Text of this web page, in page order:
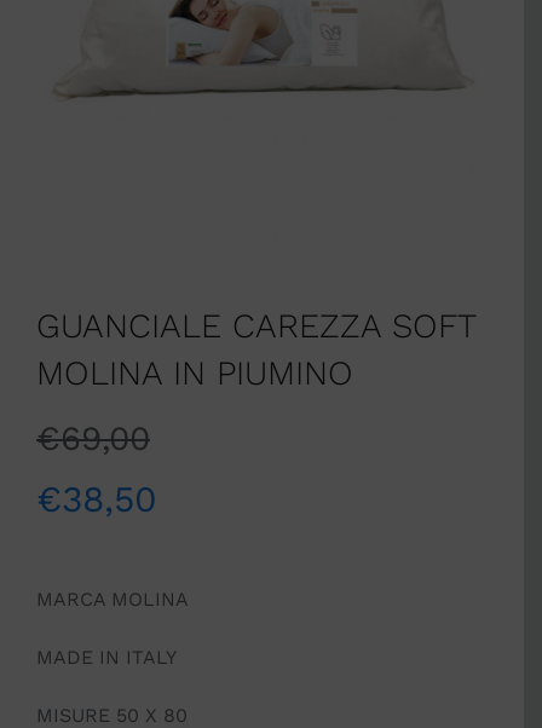
GUANCIALE CAREZZA SOFT
MOLINA IN PIUMINO
€69,00
€38,50
MARCA MOLINA
MADE IN ITALY
MISURE 50 X 80